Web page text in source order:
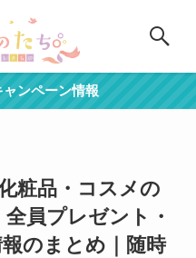
ンペーン情報
粧品・コスメの
員プレゼント・
のまとめ｜随時